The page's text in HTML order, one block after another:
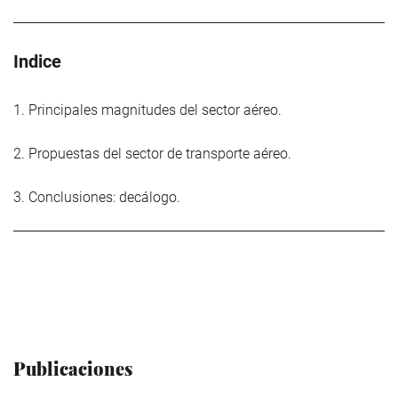
Indice
1. Principales magnitudes del sector aéreo.
2. Propuestas del sector de transporte aéreo.
3. Conclusiones: decálogo.
Publicaciones